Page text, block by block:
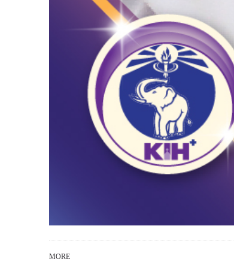
MORE